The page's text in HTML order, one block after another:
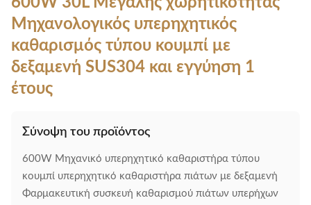
Μηχανολογικός υπερηχητικός
καθαρισμός τύπου κουμπί με
δεξαμενή SUS304 και εγγύηση 1
έτους
Σύνοψη του προϊόντος
600W Μηχανικό υπερηχητικό καθαριστήρα τύπου
κουμπί υπερηχητικό καθαριστήρα πιάτων με δεξαμενή
Φαρμακευτική συσκευή καθαρισμού πιάτων υπερήχων